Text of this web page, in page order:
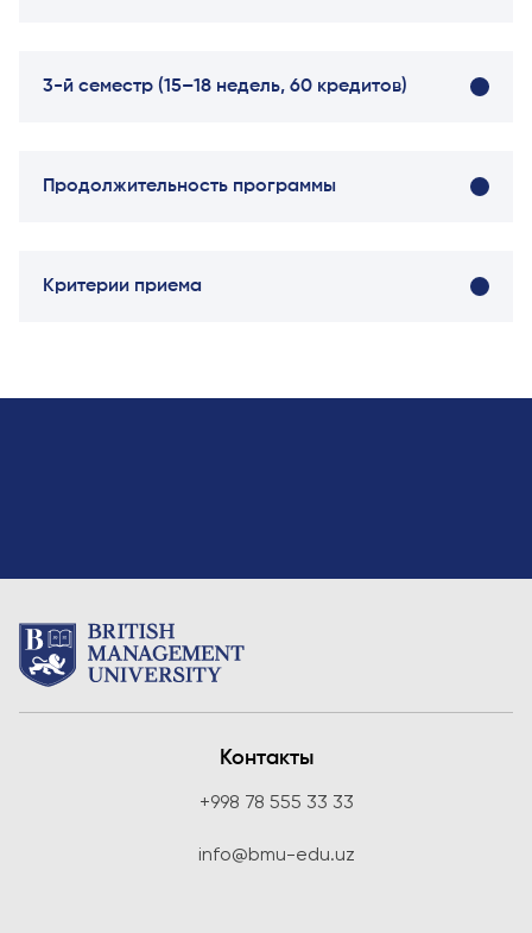
3-й семестр (15–18 недель, 60 кредитов)
Продолжительность программы
Критерии приема
Контакты
+998 78 555 33 33
info@bmu-edu.uz